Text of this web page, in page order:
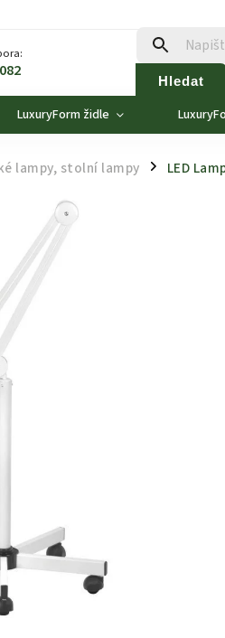
Hledat
LuxuryForm židle
lampy, stolní lampy / LED